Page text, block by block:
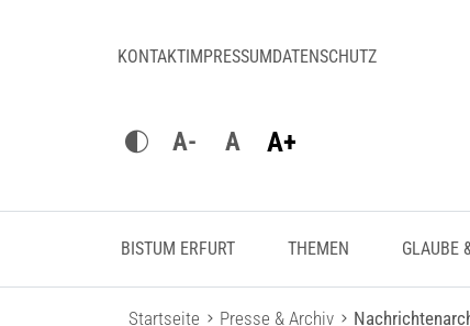
KONTAKTIMPRESSUMDATENSCHUTZ
A- A A+
BISTUM ERFURT THEMEN GLAUBE
Startseite Presse & Archiv